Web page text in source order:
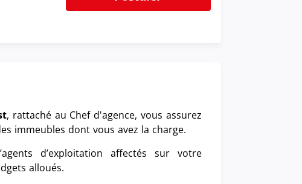
, rattaché au Chef d'agence, vous assurez
immeubles dont vous avez la charge.
d’exploitation affectés sur votre
alloués.